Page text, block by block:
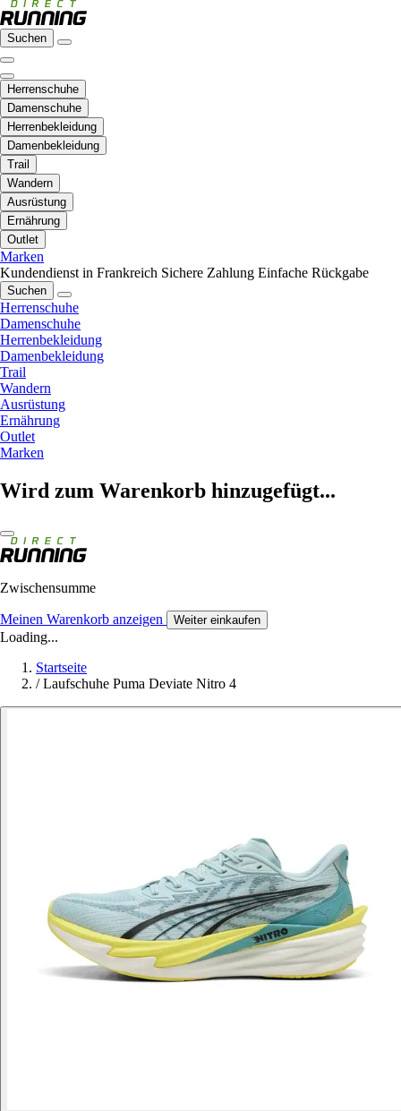
Suchen
Herrenschuhe
Damenschuhe
Herrenbekleidung
Damenbekleidung
Trail
Wandern
Ausrüstung
Ernährung
Outlet
Marken
Kundendienst in Frankreich Sichere Zahlung Einfache Rückgabe
Suchen
Herrenschuhe
Damenschuhe
Herrenbekleidung
Damenbekleidung
Trail
Wandern
Ausrüstung
Ernährung
Outlet
Marken
Wird zum Warenkorb hinzugefügt...
Zwischensumme
Meinen Warenkorb anzeigen Weiter einkaufen
Loading...
Startseite
/ Laufschuhe Puma Deviate Nitro 4